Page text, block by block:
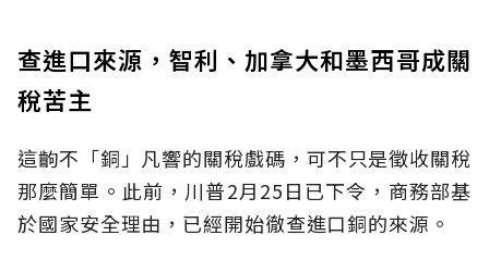
查進口來源，智利、加拿大和墨西哥成關
稅苦主
這齣不「銅」凡響的關稅戲碼，可不只是徵收關稅
那麼簡單。此前，川普2月25日已下令，商務部基
於國家安全理由，已經開始徹查進口銅的來源。